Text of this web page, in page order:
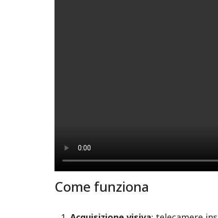
Come funziona